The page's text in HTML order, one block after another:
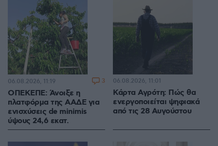
ΟΠΕΚΕΠΕ: Άνοιξε η
πλατφόρμα της ΑΑΔΕ για
ενισχύσεις de minimis
ύψους 24,6 εκατ.
06.08.2026, 11:19 3
Κάρτα Αγρότη: Πώς θα
ενεργοποιείται ψηφιακά
από τις 28 Αυγούστου
06.08.2026, 11:01